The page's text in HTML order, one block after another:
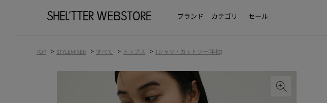
ブランド カテゴリ セール
TOP > STYLEMIXER > すべて > トップス > Tシャツ・カットソー(半袖)